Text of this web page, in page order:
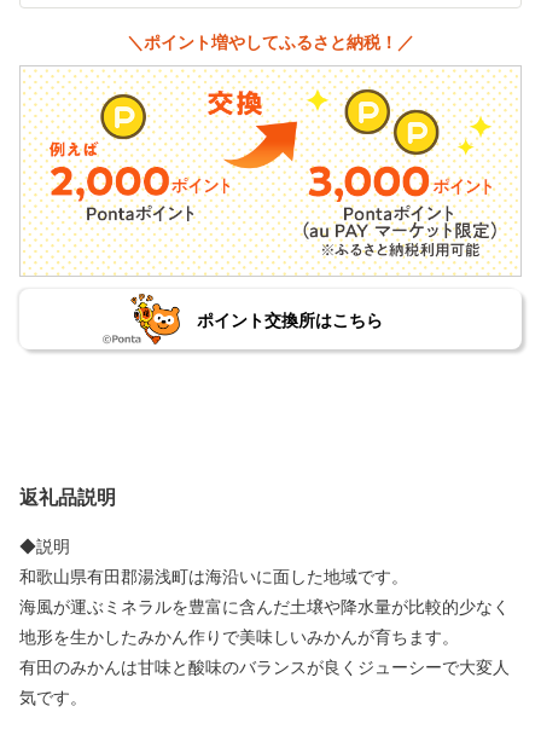
＼ポイント増やしてふるさと納税！／
ポイント交換所はこちら
返礼品説明
◆説明
和歌山県有田郡湯浅町は海沿いに面した地域です。
海風が運ぶミネラルを豊富に含んだ土壌や降水量が比較的少なく
地形を生かしたみかん作りで美味しいみかんが育ちます。
有田のみかんは甘味と酸味のバランスが良くジューシーで大変人
気です。